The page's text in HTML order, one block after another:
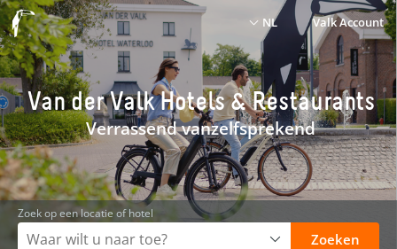
NL Valk Account
Van der Valk Hotels & Restaurants
Verrassend vanzelfsprekend
Zoek op een locatie of hotel
Zoeken